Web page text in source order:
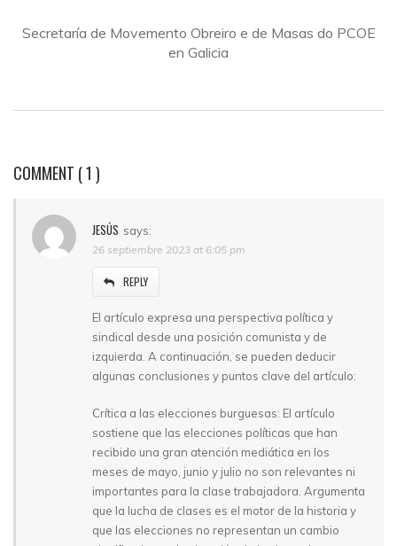
Secretaría de Movemento Obreiro e de Masas do PCOE
en Galicia
COMMENT ( 1 )
JESÚS says:
26 septiembre 2023 at 6:05 pm
REPLY
El artículo expresa una perspectiva política y
sindical desde una posición comunista y de
izquierda. A continuación, se pueden deducir
algunas conclusiones y puntos clave del artículo:
Crítica a las elecciones burguesas: El artículo
sostiene que las elecciones políticas que han
recibido una gran atención mediática en los
meses de mayo, junio y julio no son relevantes ni
importantes para la clase trabajadora. Argumenta
que la lucha de clases es el motor de la historia y
que las elecciones no representan un cambio